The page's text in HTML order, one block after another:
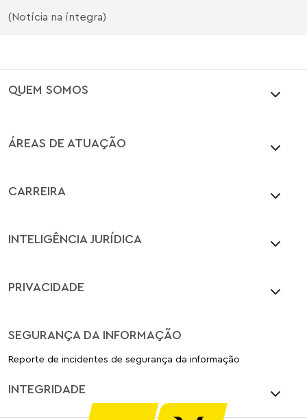
(Notícia na íntegra)
QUEM SOMOS
ÁREAS DE ATUAÇÃO
CARREIRA
INTELIGÊNCIA JURÍDICA
PRIVACIDADE
SEGURANÇA DA INFORMAÇÃO
Reporte de incidentes de segurança da informação
INTEGRIDADE